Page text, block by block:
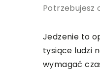
Potrzebujesz
Jedzenie to
tysiące ludzi
wymagać